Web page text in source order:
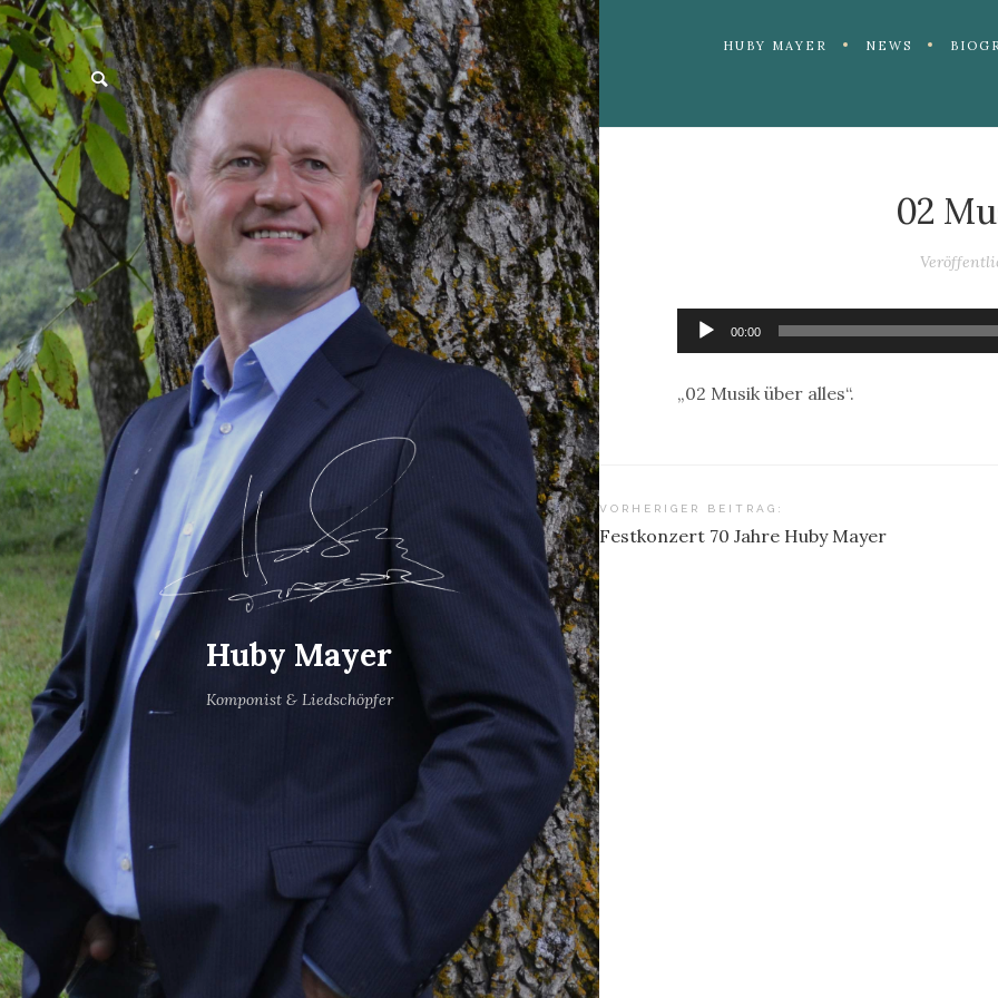
postpass2
Huby Mayer
Komponist & Liedschöpfer
HUBY MAYER NEWS
02
Audio-
Player
00:00
„02 Musik über alles“.
Beitragsnavigation
VORHERIGER BEITRAG:
Festkonzert 70 Jahre Huby Mayer